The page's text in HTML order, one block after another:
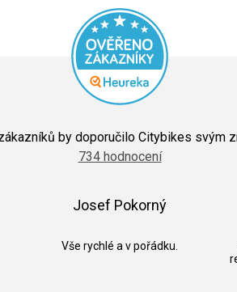
hodnocení
obchodu
je
5
hvězdiček.
by doporučilo Citybikes svým
734 hodnocení
Josef Pokorný
Vše rychlé a v pořádku.